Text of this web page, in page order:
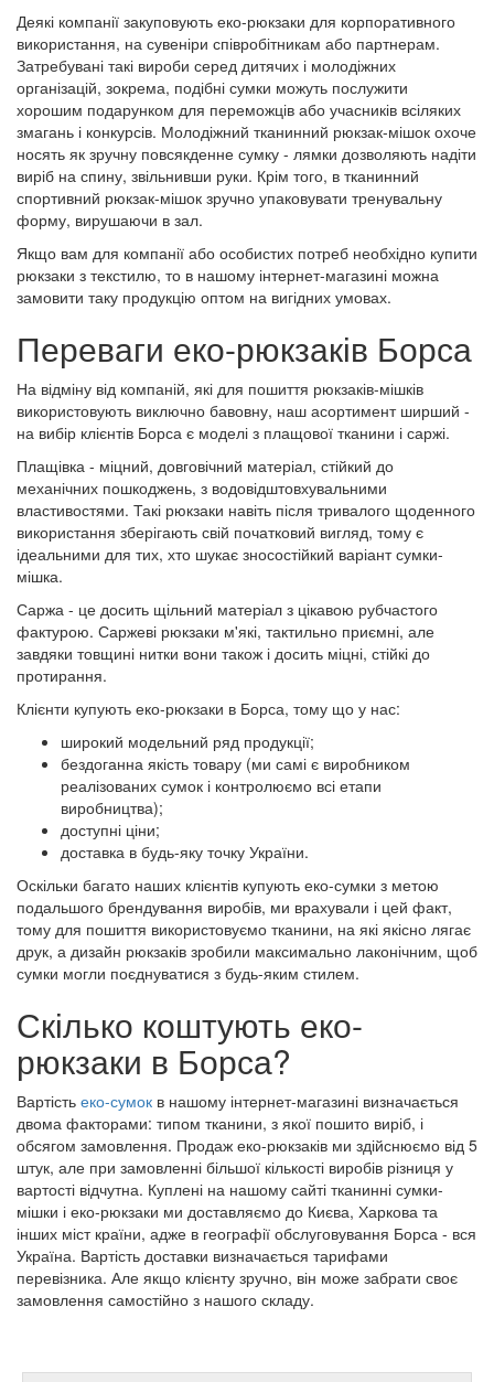
Деякі компанії закуповують еко-рюкзаки для корпоративного
використання, на сувеніри співробітникам або партнерам.
Затребувані такі вироби серед дитячих і молодіжних
організацій, зокрема, подібні сумки можуть послужити
хорошим подарунком для переможців або учасників всіляких
змагань і конкурсів. Молодіжний тканинний рюкзак-мішок охоче
носять як зручну повсякденне сумку - лямки дозволяють надіти
виріб на спину, звільнивши руки. Крім того, в тканинний
спортивний рюкзак-мішок зручно упаковувати тренувальну
форму, вирушаючи в зал.
Якщо вам для компанії або особистих потреб необхідно купити
рюкзаки з текстилю, то в нашому інтернет-магазині можна
замовити таку продукцію оптом на вигідних умовах.
Переваги еко-рюкзаків Борса
На відміну від компаній, які для пошиття рюкзаків-мішків
використовують виключно бавовну, наш асортимент ширший -
на вибір клієнтів Борса є моделі з плащової тканини і саржі.
Плащівка - міцний, довговічний матеріал, стійкий до
механічних пошкоджень, з водовідштовхувальними
властивостями. Такі рюкзаки навіть після тривалого щоденного
використання зберігають свій початковий вигляд, тому є
ідеальними для тих, хто шукає зносостійкий варіант сумки-
мішка.
Саржа - це досить щільний матеріал з цікавою рубчастого
фактурою. Саржеві рюкзаки м'які, тактильно приємні, але
завдяки товщині нитки вони також і досить міцні, стійкі до
протирання.
Клієнти купують еко-рюкзаки в Борса, тому що у нас:
широкий модельний ряд продукції;
бездоганна якість товару (ми самі є виробником
реалізованих сумок і контролюємо всі етапи
виробництва);
доступні ціни;
доставка в будь-яку точку України.
Оскільки багато наших клієнтів купують еко-сумки з метою
подальшого брендування виробів, ми врахували і цей факт,
тому для пошиття використовуємо тканини, на які якісно лягає
друк, а дизайн рюкзаків зробили максимально лаконічним, щоб
сумки могли поєднуватися з будь-яким стилем.
Скілько коштують еко-
рюкзаки в Борса?
Вартість еко-сумок в нашому інтернет-магазині визначається
двома факторами: типом тканини, з якої пошито виріб, і
обсягом замовлення. Продаж еко-рюкзаків ми здійснюємо від 5
штук, але при замовленні більшої кількості виробів різниця у
вартості відчутна. Куплені на нашому сайті тканинні сумки-
мішки і еко-рюкзаки ми доставляємо до Києва, Харкова та
інших міст країни, адже в географії обслуговування Борса - вся
Україна. Вартість доставки визначається тарифами
перевізника. Але якщо клієнту зручно, він може забрати своє
замовлення самостійно з нашого складу.